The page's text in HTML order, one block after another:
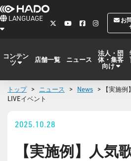
LANGUAGE
お
コンテン
ツ 店舗一覧 ニュース
法人・団
体・集客
向け
トップ > ニュース > News > 【実施例
LIVEイベント
2025.10.28
【実施例】人気